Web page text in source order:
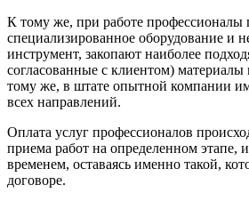
К тому же, при работе профессионалы
специализированное оборудование и
инструмент, закопают наиболее
согласованные с клиентом)
тому же, в штате опытной компании
всех направлений.
Оплата услуг профессионалов
приема работ на определенном этапе,
временем, оставаясь именно такой,
договоре.